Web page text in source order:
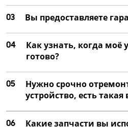
03 Вы предоставляете
04
Как узнать, когда моё
готово?
05
Нужно срочно
устройство, есть
06 Какие запчасти вы